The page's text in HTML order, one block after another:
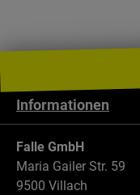
Falle GmbH
Maria Gailer Str. 59
9500 Villach
Informationen